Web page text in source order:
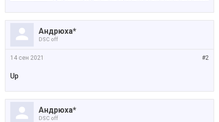
Андрюха*
DSC off
#2
14 сен 2021
Up
Андрюха*
DSC off